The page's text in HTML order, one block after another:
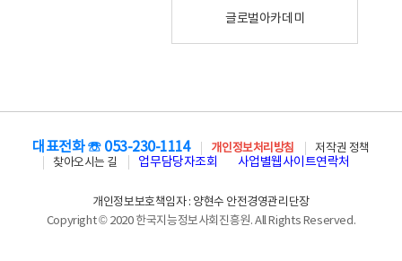
글로벌아카데미
대표전화 ☏ 053-230-1114 개인정보처리방침
저작권 정책
찾아오시는 길
업무담당자조회 사업별웹사이트연락처
개인정보보호책임자 : 양현수 안전경영관리단장
Copyright © 2020 한국지능정보사회진흥원. All Rights Reserved.